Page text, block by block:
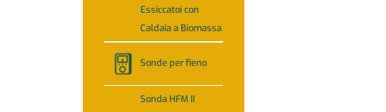
Essiccatoi con
Caldaia a Biomassa
Sonde per fieno
Sonda HFM II